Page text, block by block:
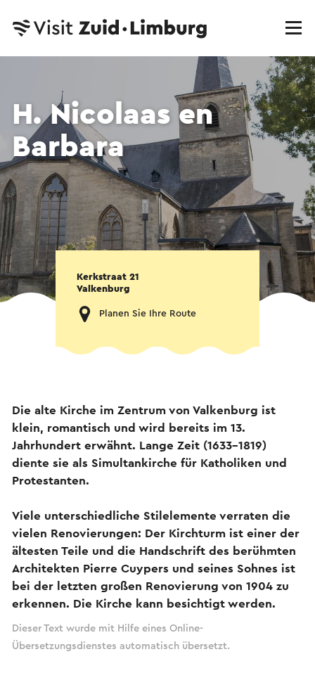
H. Nicolaas en
Barbara
Kerkstraat 21
Valkenburg
Planen Sie Ihre Route
Die alte Kirche im Zentrum von Valkenburg ist
klein, romantisch und wird bereits im 13.
Jahrhundert erwähnt. Lange Zeit (1633-1819)
diente sie als Simultankirche für Katholiken und
Protestanten.
Viele unterschiedliche Stilelemente verraten die
vielen Renovierungen: Der Kirchturm ist einer der
ältesten Teile und die Handschrift des berühmten
Architekten Pierre Cuypers und seines Sohnes ist
bei der letzten großen Renovierung von 1904 zu
erkennen. Die Kirche kann besichtigt werden.
Dieser Text wurde mit Hilfe eines Online-
Übersetzungsdienstes automatisch übersetzt.